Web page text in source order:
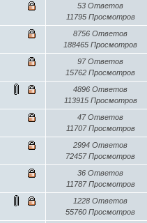
53 Ответов
11795 Просмотров
8756 Ответов
188465 Просмотров
97 Ответов
15762 Просмотров
4896 Ответов
113915 Просмотров
47 Ответов
11707 Просмотров
2994 Ответов
72457 Просмотров
36 Ответов
11787 Просмотров
1228 Ответов
55760 Просмотров